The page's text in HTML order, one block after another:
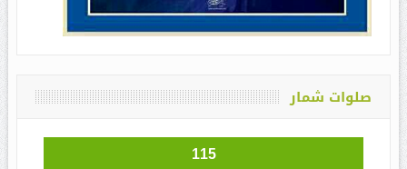
صلوات شمار
115